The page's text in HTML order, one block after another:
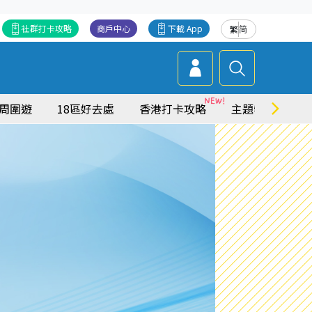
繁简
下載 App
商戶中心
社群打卡攻略
圍遊 18區好去處 香港打卡攻略 主題特集